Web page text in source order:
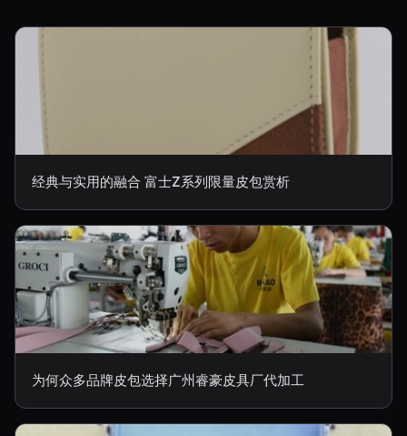
经典与实用的融合 富士Z系列限量皮包赏析
为何众多品牌皮包选择广州睿豪皮具厂代加工